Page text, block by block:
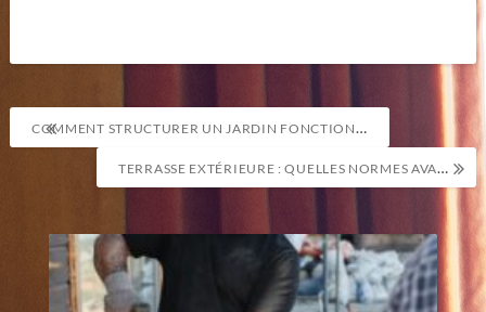
Navigation
de
l’article
COMMENT STRUCTURER UN JARDIN FONCTIONNEL TOUTE L’ANNÉE ?
TERRASSE EXTÉRIEURE : QUELLES NORMES AVANT DE SE LANCER ?